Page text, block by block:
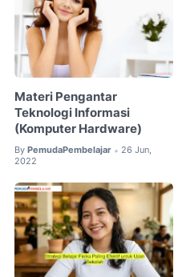
Materi Pengantar
Teknologi Informasi
(Komputer Hardware)
By PemudaPembelajar • 26 Jun,
2022